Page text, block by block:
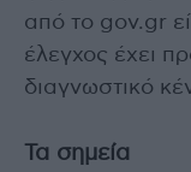
από το gov.gr
έλεγχος έχει
διαγνωστικό
Τα σημεία